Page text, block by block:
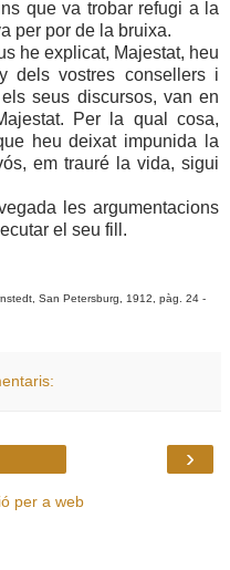
que va trobar refugi a la
per por de la bruixa.
he explicat, Majestat, heu
dels vostres consellers i
seus discursos, van en
Per la qual cosa,
heu deixat impunida la
em trauré la vida, sigui
les argumentacions
el seu fill.
San Petersburg, 1912, pàg. 24 -
›
per a web